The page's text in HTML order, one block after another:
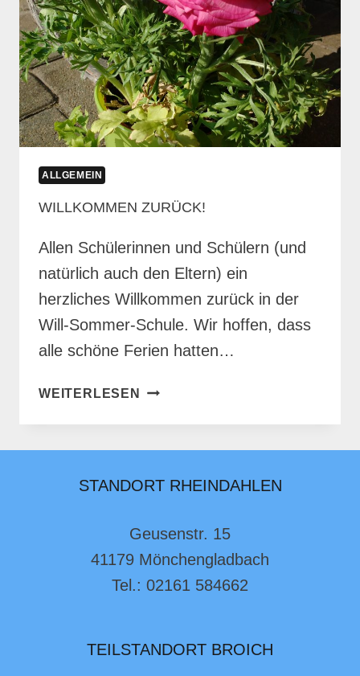
ALLGEMEIN
WILLKOMMEN ZURÜCK!
Allen Schülerinnen und Schülern (und
natürlich auch den Eltern) ein
herzliches Willkommen zurück in der
Will-Sommer-Schule. Wir hoffen, dass
alle schöne Ferien hatten…
WEITERLESEN
WILLKOMMEN
STANDORT RHEINDAHLEN
Geusenstr. 15
41179 Mönchengladbach
Tel.: 02161 584662
TEILSTANDORT BROICH